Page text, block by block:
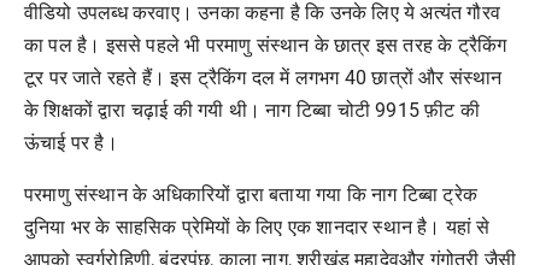
वीडियो उपलब्ध करवाए। उनका कहना है कि उनके लिए ये अत्यंत गौरव
का पल है। इससे पहले भी परमाणु संस्थान के छात्र इस तरह के ट्रैकिंग
टूर पर जाते रहते हैं। इस ट्रैकिंग दल में लगभग 40 छात्रों और संस्थान
के शिक्षकों द्वारा चढ़ाई की गयी थी। नाग टिब्बा चोटी 9915 फ़ीट की
ऊंचाई पर है।
परमाणु संस्थान के अधिकारियों द्वारा बताया गया कि नाग टिब्बा ट्रेक
दुनिया भर के साहसिक प्रेमियों के लिए एक शानदार स्थान है। यहां से
आपको स्वर्गरोहिणी, बंदरपूंछ, काला नाग, श्रीखंड महादेवऔर गंगोत्री जैसी